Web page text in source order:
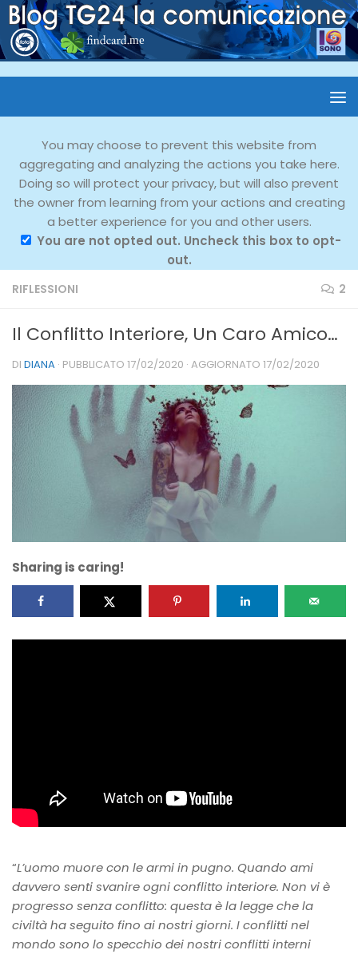
You may choose to prevent this website from
aggregating and analyzing the actions you take here.
Doing so will protect your privacy, but will also prevent
the owner from learning from your actions and creating
a better experience for you and other users.
You are not opted out. Uncheck this box to opt-
out.
RIFLESSIONI 2
Il Conflitto Interiore, Un Caro Amico…
DI DIANA · PUBBLICATO 17/02/2020 · AGGIORNATO 17/02/2020
Sharing is caring!
“L’uomo muore con le armi in pugno. Quando ami
davvero senti svanire ogni conflitto interiore. Non vi è
progresso senza conflitto: questa è la legge che la
civiltà ha seguito fino ai nostri giorni. I conflitti nel
mondo sono lo specchio dei nostri conflitti interni